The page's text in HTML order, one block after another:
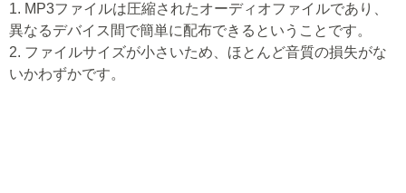
1. MP3ファイルは圧縮されたオーディオファイルであり、
異なるデバイス間で簡単に配布できるということです。
2. ファイルサイズが小さいため、ほとんど音質の損失がな
いかわずかです。